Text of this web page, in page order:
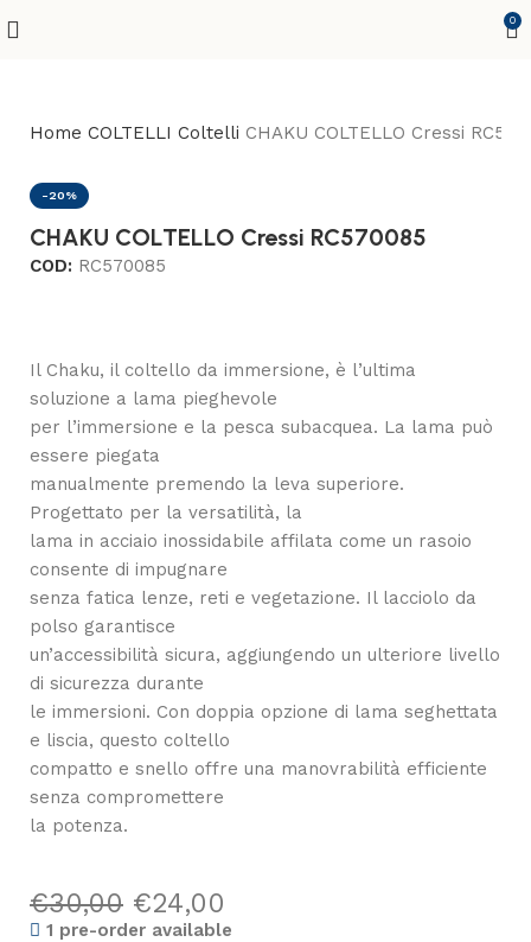
0
Home COLTELLI Coltelli CHAKU COLTELLO Cressi
-20%
CHAKU COLTELLO Cressi RC570085
COD: RC570085
Il Chaku, il coltello da immersione, è l’ultima
soluzione a lama pieghevole
per l’immersione e la pesca subacquea. La lama può
essere piegata
manualmente premendo la leva superiore.
Progettato per la versatilità, la
lama in acciaio inossidabile affilata come un rasoio
consente di impugnare
senza fatica lenze, reti e vegetazione. Il lacciolo da
polso garantisce
un’accessibilità sicura, aggiungendo un ulteriore livello
di sicurezza durante
le immersioni. Con doppia opzione di lama seghettata
e liscia, questo coltello
compatto e snello offre una manovrabilità efficiente
senza compromettere
la potenza.
€30,00 €24,00
1 pre-order available